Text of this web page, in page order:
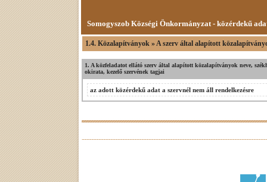
Somogyszob Községi Önkormányzat - közérdekű
1.4. Közalapítványok » A szerv által alapított
1. A közfeladatot ellátó szerv által alapított közalapítványok neve,
okirata, kezelő szervének tagjai
az adott közérdekű adat a szervnél nem áll rendelkezésre